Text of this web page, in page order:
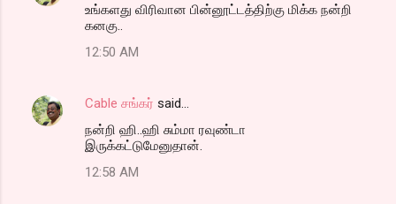
உங்களது விரிவான பின்னூட்டத்திற்கு மிக்க நன்றி
கனகு..
12:50 AM
Cable சங்கர் said…
நன்றி ஹி..ஹி சும்மா ரவுண்டா
இருக்கட்டுமேனுதான்.
12:58 AM